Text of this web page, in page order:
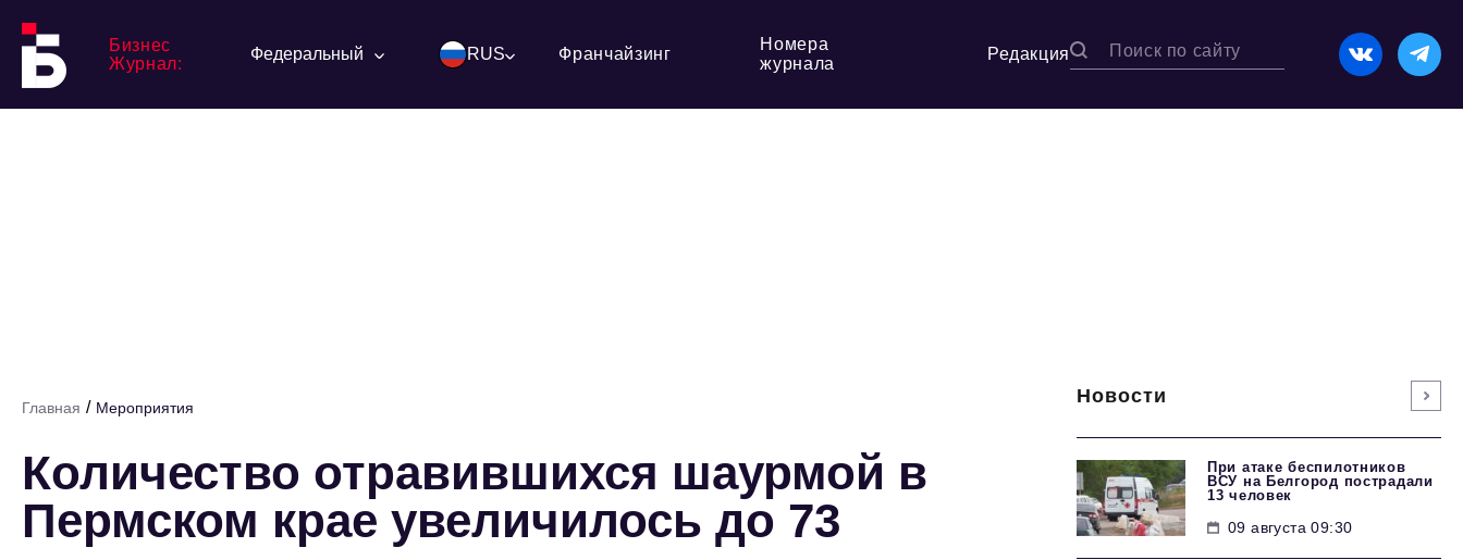
Бизнес
Журнал:
Федеральный RUS Франчайзинг
Номера
журнала
Редакция
Главная / Мероприятия
Количество отравившихся шаурмой в
Пермском крае увеличилось до 73
Новости
При атаке беспилотников
ВСУ на Белгород пострадали
13 человек
09 августа 09:30